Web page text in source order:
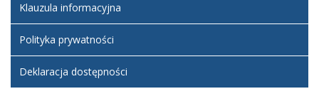
Klauzula informacyjna
Polityka prywatności
Deklaracja dostępności